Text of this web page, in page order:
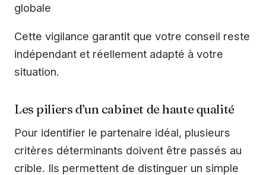
globale
Cette vigilance garantit que votre conseil reste
indépendant et réellement adapté à votre
situation.
Les piliers d’un cabinet de haute qualité
Pour identifier le partenaire idéal, plusieurs
critères déterminants doivent être passés au
crible. Ils permettent de distinguer un simple